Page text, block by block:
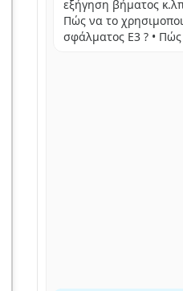
εξήγηση βήματος
Πώς να το
σφάλματος E3 ? •